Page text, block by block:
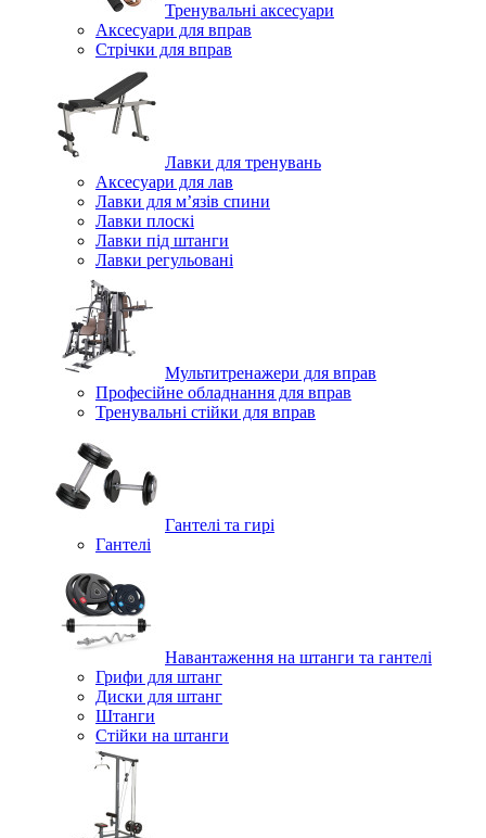
Тренувальні аксесуари
Аксесуари для вправ
Стрічки для вправ
Лавки для тренувань
Аксесуари для лав
Лавки для м’язів спини
Лавки плоскі
Лавки під штанги
Лавки регульовані
Мультитренажери для вправ
Професійне обладнання для вправ
Тренувальні стійки для вправ
Гантелі та гирі
Гантелі
Навантаження на штанги та гантелі
Грифи для штанг
Диски для штанг
Штанги
Стійки на штанги